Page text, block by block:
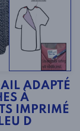
ADAPTÉ
À
IMPRIMÉ
D